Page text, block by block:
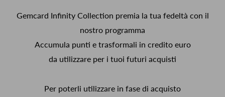
Gemcard Infinity Collection premia la tua fedeltà con il
nostro programma
Accumula punti e trasformali in credito euro
da utilizzare per i tuoi futuri acquisti
Per poterli utilizzare in fase di acquisto